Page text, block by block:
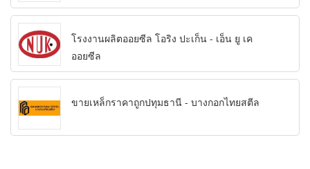
โรงงานผลิตออยซีล โอริง ปะเก็น - เอ็น ยู เค
ออยซีล
ขายเหล็กราคาถูกปทุมธานี - บางกอกไทยสตีล